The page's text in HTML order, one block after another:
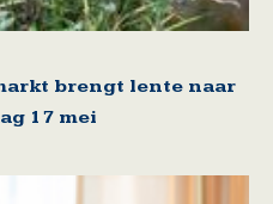
brengt lente naar
17 mei